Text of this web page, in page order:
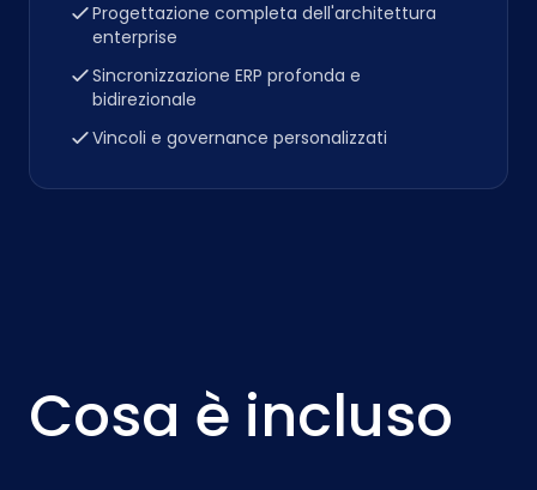
Progettazione completa dell'architettura
enterprise
Sincronizzazione ERP profonda e
bidirezionale
Vincoli e governance personalizzati
Cosa è incluso